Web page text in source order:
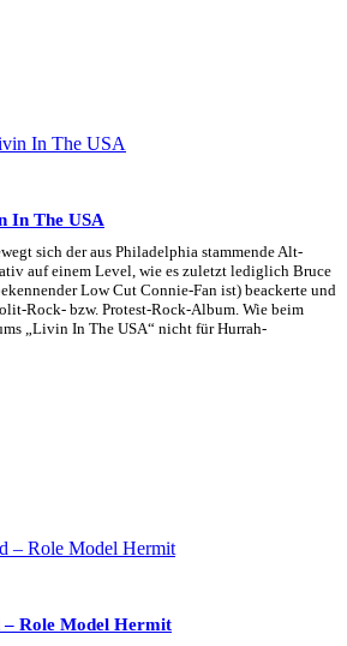
In The USA
sich der aus Philadelphia stammende Alt-
auf einem Level, wie es zuletzt lediglich Bruce
Low Cut Connie-Fan ist) beackerte und
Rock- bzw. Protest-Rock-Album. Wie beim
„Livin In The USA“ nicht für Hurrah-
Role Model Hermit